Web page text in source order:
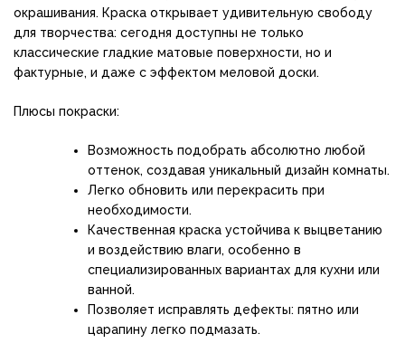
окрашивания. Краска открывает удивительную свободу
для творчества: сегодня доступны не только
классические гладкие матовые поверхности, но и
фактурные, и даже с эффектом меловой доски.
Плюсы покраски:
Возможность подобрать абсолютно любой
оттенок, создавая уникальный дизайн комнаты.
Легко обновить или перекрасить при
необходимости.
Качественная краска устойчива к выцветанию
и воздействию влаги, особенно в
специализированных вариантах для кухни или
ванной.
Позволяет исправлять дефекты: пятно или
царапину легко подмазать.